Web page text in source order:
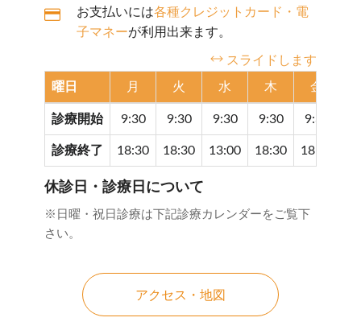
お支払いには各種クレジットカード・電
子マネーが利用出来ます。
スライドします
曜日 月 火 水 木 金
診療開始 9:30 9:30 9:30 9:30 9:30
診療終了 18:30 18:30 13:00 18:30 18:30
休診日・診療日について
※日曜・祝日診療は下記診療カレンダーをご覧下
さい。
アクセス・地図